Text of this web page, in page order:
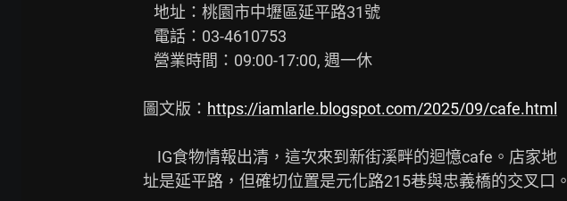
圖文版： https://iamlarle.blogspot.com/2025/09/cafe.html
址是延平路，但確切位置是元化路215巷與忠義橋的交叉口。